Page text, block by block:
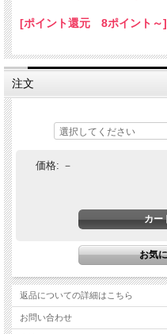
[ポイント還元 8ポイント～]
注文
価格: －
返品についての詳細はこちら
お問い合わせ